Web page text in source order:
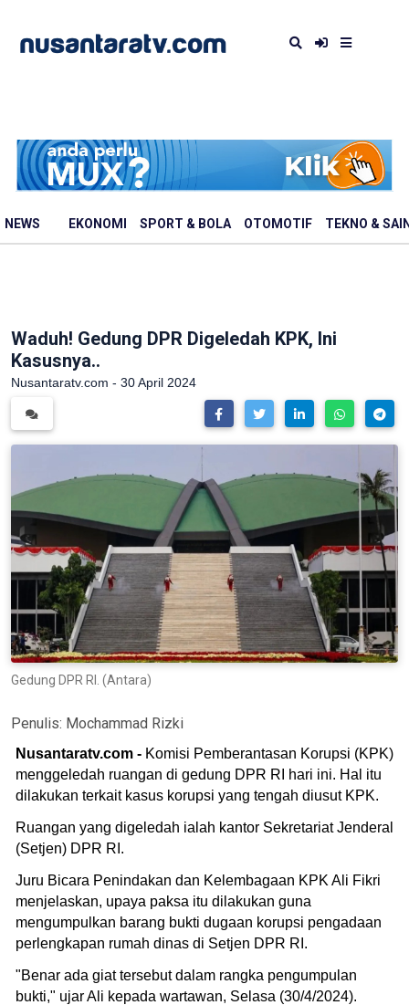
NEWS EKONOMI SPORT & BOLA OTOMOTIF TEKNO &
Waduh! Gedung DPR Digeledah KPK, Ini
Kasusnya..
Nusantaratv.com - 30 April 2024
Gedung DPR RI. (Antara)
Penulis: Mochammad Rizki
Nusantaratv.com - Komisi Pemberantasan Korupsi (KPK)
menggeledah ruangan di gedung DPR RI hari ini. Hal itu
dilakukan terkait kasus korupsi yang tengah diusut KPK.
Ruangan yang digeledah ialah kantor Sekretariat Jenderal
(Setjen) DPR RI.
Juru Bicara Penindakan dan Kelembagaan KPK Ali Fikri
menjelaskan, upaya paksa itu dilakukan guna
mengumpulkan barang bukti dugaan korupsi pengadaan
perlengkapan rumah dinas di Setjen DPR RI.
"Benar ada giat tersebut dalam rangka pengumpulan
bukti," ujar Ali kepada wartawan, Selasa (30/4/2024).